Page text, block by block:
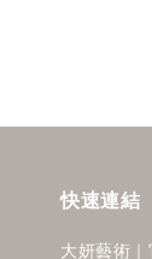
快速連結
大妍藝術